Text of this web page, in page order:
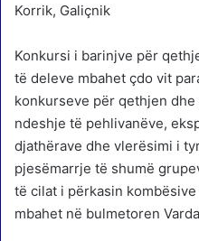
Korrik, Galiçnik
Konkursi i barinjve për
të deleve mbahet çdo vit
konkurseve për qethjen
ndeshje të pehlivanëve,
djathërave dhe vlerësimi i
pjesëmarrje të shumë
të cilat i përkasin
mbahet në bulmetoren